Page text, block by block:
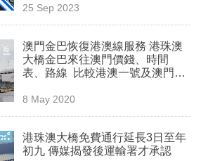
25 Sep 2023
澳門金巴恢復港澳線服務 港珠澳
大橋金巴來往澳門價錢、時間
表、路線 比較港澳一號及澳門船
8 May 2020
港珠澳大橋免費通行延長3日至年
初九 傳媒揭發後運輸署才承認